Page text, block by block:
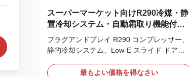
スーパーマーケット向けR290冷媒・静
置冷却システム・自動霜取り機能付き
業務用アイランドフリーザー
プラグアンドプレイ R290 コンプレッサー、
静的冷却システム、Low-E スライド ドア、
えた業務用アイランド冷凍庫。
最もよい価格を得なさい